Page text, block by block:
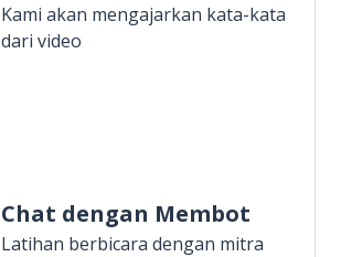
Kami akan mengajarkan kata-kata
dari video
Chat dengan Membot
Latihan berbicara dengan mitra